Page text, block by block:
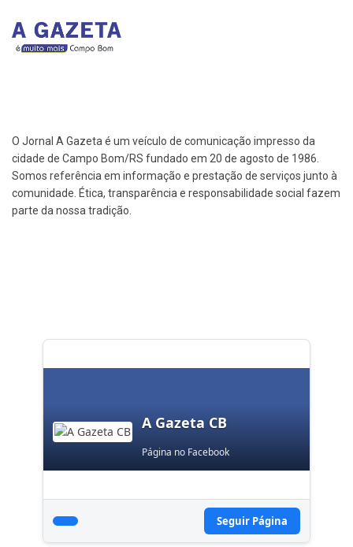
O Jornal A Gazeta é um veículo de comunicação impresso da
cidade de Campo Bom/RS fundado em 20 de agosto de 1986.
Somos referência em informação e prestação de serviços junto à
comunidade. Ética, transparência e responsabilidade social fazem
parte da nossa tradição.
A Gazeta CB
Página no Facebook
Seguir Página